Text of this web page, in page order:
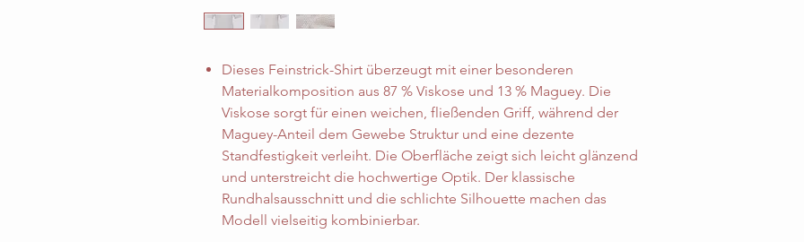
Dieses Feinstrick-Shirt überzeugt mit einer besonderen
Materialkomposition aus 87 % Viskose und 13 % Maguey. Die
Viskose sorgt für einen weichen, fließenden Griff, während der
Maguey-Anteil dem Gewebe Struktur und eine dezente
Standfestigkeit verleiht. Die Oberfläche zeigt sich leicht glänzend
und unterstreicht die hochwertige Optik. Der klassische
Rundhalsausschnitt und die schlichte Silhouette machen das
Modell vielseitig kombinierbar.